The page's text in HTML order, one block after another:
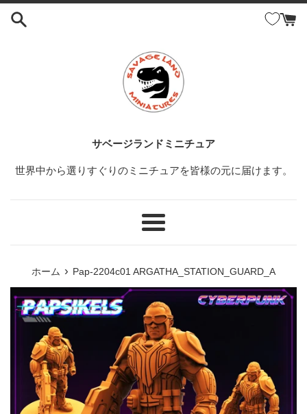
コ
サベージランドミニチュア
世界中から選りすぐりのミニチュアを皆様の元に届けます。
メ
ホーム › Pap-2204c01 ARGATHA_STATION_GUARD_A